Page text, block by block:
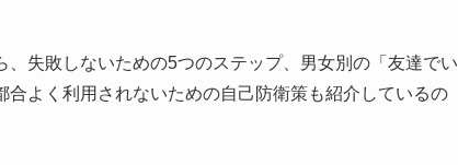
失敗しないための5つのステップ、男女別の「友達でい
よく利用されないための自己防衛策も紹介しているの